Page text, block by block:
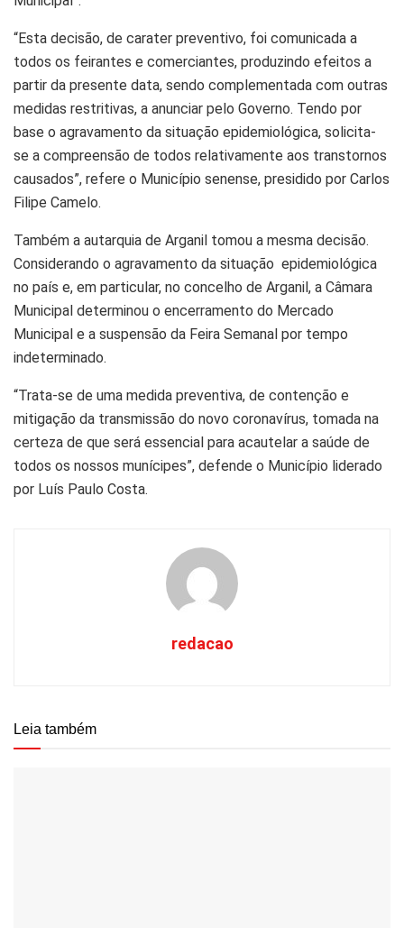
“Esta decisão, de carater preventivo, foi comunicada a
todos os feirantes e comerciantes, produzindo efeitos a
partir da presente data, sendo complementada com outras
medidas restritivas, a anunciar pelo Governo. Tendo por
base o agravamento da situação epidemiológica, solicita-
se a compreensão de todos relativamente aos transtornos
causados”, refere o Município senense, presidido por Carlos
Filipe Camelo.
Também a autarquia de Arganil tomou a mesma decisão.
Considerando o agravamento da situação epidemiológica
no país e, em particular, no concelho de Arganil, a Câmara
Municipal determinou o encerramento do Mercado
Municipal e a suspensão da Feira Semanal por tempo
indeterminado.
“Trata-se de uma medida preventiva, de contenção e
mitigação da transmissão do novo coronavírus, tomada na
certeza de que será essencial para acautelar a saúde de
todos os nossos munícipes”, defende o Município liderado
por Luís Paulo Costa.
redacao
Leia também